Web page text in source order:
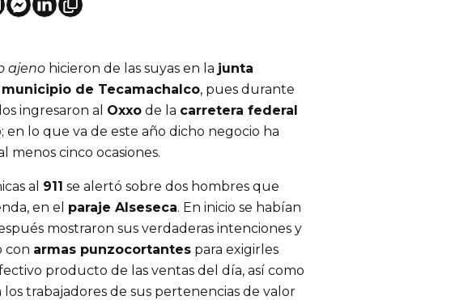
ajeno hicieron de las suyas en la junta
municipio de Tecamachalco, pues durante
ingresaron al Oxxo de la carretera federal
en lo que va de este año dicho negocio ha
menos cinco ocasiones.
al 911 se alertó sobre dos hombres que
en el paraje Alseseca. En inicio se habían
mostraron sus verdaderas intenciones y
con armas punzocortantes para exigirles
producto de las ventas del día, así como
trabajadores de sus pertenencias de valor